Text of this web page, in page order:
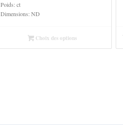
Poids: ct
Dimensions: ND
Choix des options